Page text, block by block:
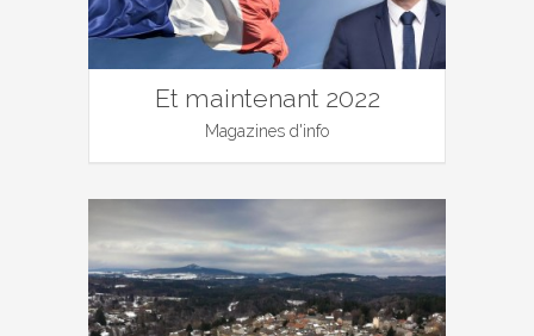
Et maintenant 2022
Magazines d'info